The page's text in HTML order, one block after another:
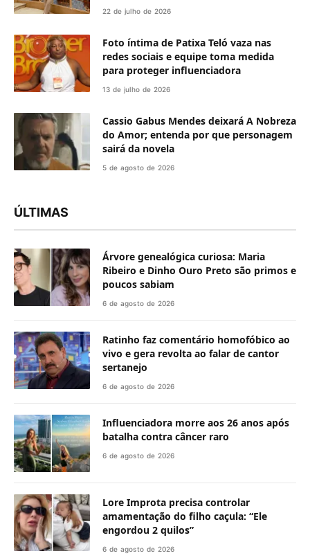
22 de julho de 2026
Foto íntima de Patixa Teló vaza nas
redes sociais e equipe toma medida
para proteger influenciadora
13 de julho de 2026
Cassio Gabus Mendes deixará A Nobreza
do Amor; entenda por que personagem
sairá da novela
5 de agosto de 2026
ÚLTIMAS
Árvore genealógica curiosa: Maria
Ribeiro e Dinho Ouro Preto são primos e
poucos sabiam
6 de agosto de 2026
Ratinho faz comentário homofóbico ao
vivo e gera revolta ao falar de cantor
sertanejo
6 de agosto de 2026
Influenciadora morre aos 26 anos após
batalha contra câncer raro
6 de agosto de 2026
Lore Improta precisa controlar
amamentação do filho caçula: “Ele
engordou 2 quilos”
6 de agosto de 2026